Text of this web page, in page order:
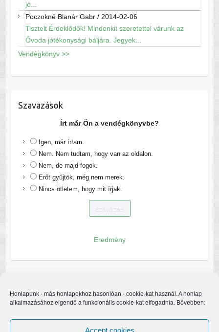
Honlapunk - más honlapokhoz hasonlóan - cookie-kat használ. A honlap
alkalmazásához elgendő a funkcionális cookie-kat elfogadnia. Bővebben:
Accept cookies
jó...
Poczokné Blanár Gabr/ 2014-02-06
Tisztelt Érdeklődők! Mindenkit szeretettel várunk az
Óvoda jótékonysági báljára. Jegyek...
Vendégkönyv >>
Szavazások
Írt már Ön a vendégkönyvbe?
Igen, már írtam.
Nem. Nem tudtam, hogy van az oldalon.
Nem, de majd fogok.
Erőt gyűjtök, még nem merek.
Nincs ötletem, hogy mit írjak.
Eredmény